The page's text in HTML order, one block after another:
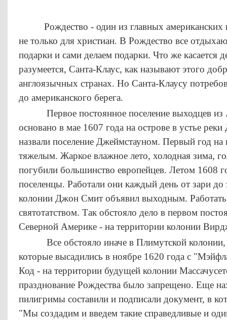
Рождество - один из главных
не только для христиан. В Рождество все
подарки и сами делаем подарки. Что же касается
разумеется, Санта-Клаус, как называют этого
англоязычных странах. Но Санта-Клаусу
до американского берега.
Первое постоянное поселение выходцев из
основано в мае 1607 года на острове в устье
назвали поселение Джеймстауном. Первый год
тяжелым. Жаркое влажное лето, холодная зима,
погубили большинство европейцев. Летом 1608
поселенцы. Работали они каждый день от зари до
колонии Джон Смит объявил выходным. Работать
святотатством. Так обстояло дело в первом
Северной Америке - на территории колонии
Все обстояло иначе в Плимутской
которые высадились в ноябре 1620 года с
Код - на территории будущей колонии
празднование Рождества было запрещено. Еще
пилигримы составили и подписали документ, в
"Мы создадим и введем такие справедливые и